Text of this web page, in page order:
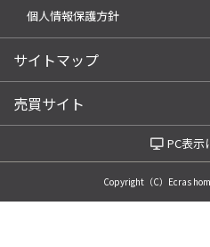
個人情報保護方針
サイトマップ
売買サイト
PC表示
Copyright（C）Ecras